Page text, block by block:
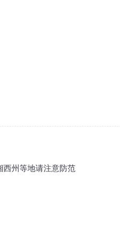
西州等地请注意防范